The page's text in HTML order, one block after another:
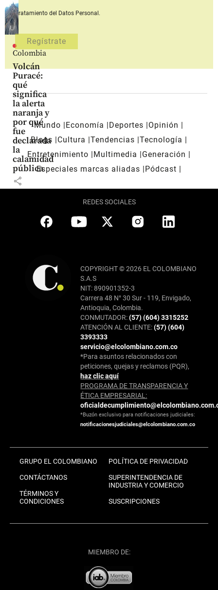
Colombia
Volcán
Puracé:
qué
significa
la alerta
naranja y
por qué
fue
declarada
la
calamidad
pública
share
Tratamiento del Datos Personal.
Mundo Economía Deportes
Opinión
Blogs
Cultura Tendencias Tecnología
Entretenimiento
Multimedia
Generación
Especiales marcas aliadas
Pódcast
REDES SOCIALES
COPYRIGHT © 2026 EL COLOMBIANO
S.A.S
NIT: 890901352-3
Carrera 48 N° 30 Sur - 119, Envigado,
Antioquia, Colombia.
CONMUTADOR:(57) (604) 3315252
ATENCIÓN AL CLIENTE:(57) (604)
3393333
servicio@elcolombiano.com.co
*Para asuntos relacionados con
peticiones, quejas y reclamos (PQR),
haz clic aquí
PROGRAMA DE TRANSPARENCIA Y
ÉTICA EMPRESARIAL:
*Buzón exclusivo para notificaciones judiciales:
notificacionesjudiciales@elcolombiano.com.co
GRUPO EL COLOMBIANO
CONTÁCTANOS
TÉRMINOS Y
CONDICIONES
POLÍTICA DE PRIVACIDAD
SUPERINTENDENCIA DE
INDUSTRIA Y COMERCIO
SUSCRIPCIONES
MIEMBRO DE: